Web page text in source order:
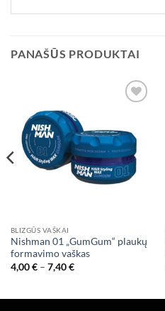
PANAŠŪS PRODUKTAI
BLIZGŪS VAŠKAI
Nishman 01 „GumGum“ plaukų
formavimo vaškas
4,00€ – 7,40€Price